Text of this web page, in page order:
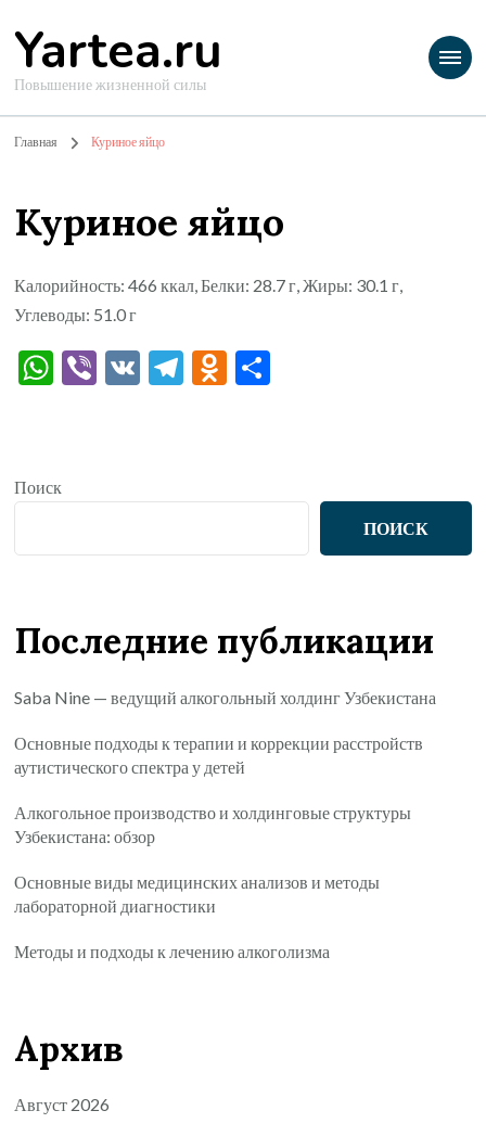
Yartea.ru
Повышение жизненной силы
Главная Куриное яйцо
Куриное яйцо
Калорийность: 466 ккал, Белки: 28.7 г, Жиры: 30.1 г,
Углеводы: 51.0 г
WhatsApp
Viber
VK Telegram
Odnoklassniki
Поиск
ПОИСК
Последние публикации
Saba Nine — ведущий алкогольный холдинг Узбекистана
Основные подходы к терапии и коррекции расстройств
аутистического спектра у детей
Алкогольное производство и холдинговые структуры
Узбекистана: обзор
Основные виды медицинских анализов и методы
лабораторной диагностики
Методы и подходы к лечению алкоголизма
Архив
Август 2026